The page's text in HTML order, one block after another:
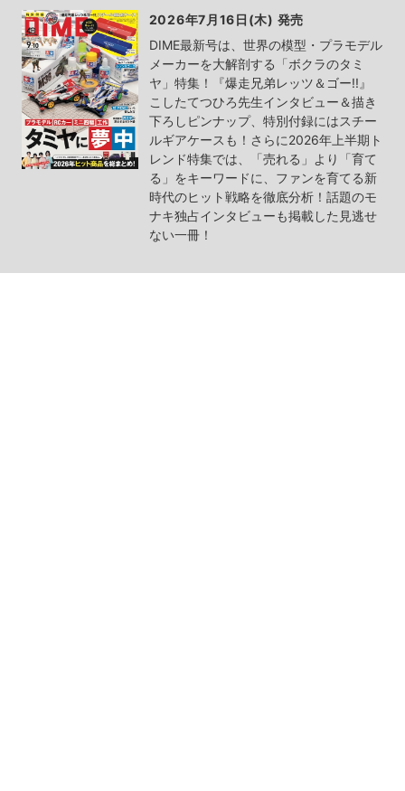
2026年7月16日(木) 発売
DIME最新号は、世界の模型・プラモデル
メーカーを大解剖する「ボクラのタミ
ヤ」特集！『爆走兄弟レッツ＆ゴー!!』
こしたてつひろ先生インタビュー＆描き
下ろしピンナップ、特別付録にはスチー
ルギアケースも！さらに2026年上半期ト
レンド特集では、「売れる」より「育て
る」をキーワードに、ファンを育てる新
時代のヒット戦略を徹底分析！話題のモ
ナキ独占インタビューも掲載した見逃せ
ない一冊！